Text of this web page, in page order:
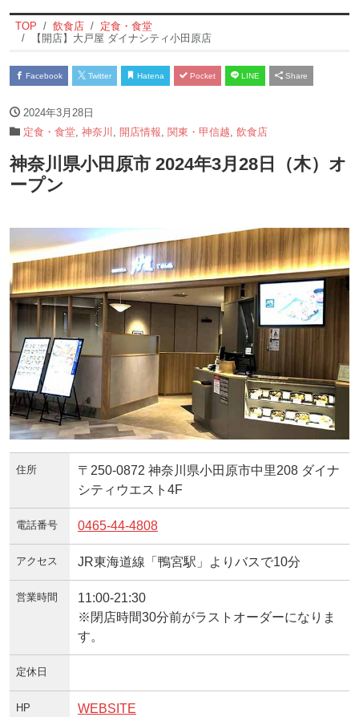
TOP 飲食店
定食・食堂
【開店】大戸屋 ダイナシティ小田原店
Facebook Twitter Hatena Pocket LINE Share
2024年3月28日
定食・食堂 神奈川 開店情報 関東・甲信越 飲食店
神奈川県小田原市 2024年3月28日（木）オ
ープン
住所
〒250-0872 神奈川県小田原市中里208 ダイナ
シティウエスト4F
電話番号 0465-44-4808
アクセス JR東海道線「鴨宮駅」よりバスで10分
営業時間
11:00-21:30
※閉店時間30分前がラストオーダーになりま
す。
定休日
HP WEBSITE